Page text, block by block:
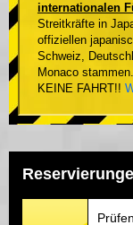
internationalen
Streitkräfte in
offiziellen
Schweiz,
Monaco
KEINE FAHRT!!